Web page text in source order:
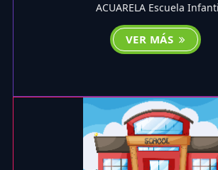
ACUARELA Escuela
VER MÁS